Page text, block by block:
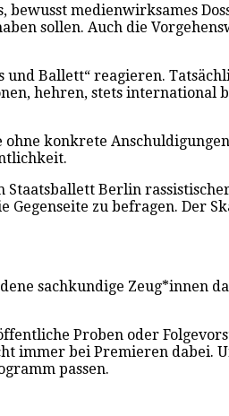
medienwirksames
sollen. Auch die
Ballett“ reagieren.
hehren, stets international
konkrete
Berlin
zu befragen.
sachkundige Zeug*innen
Proben oder
immer bei Premieren dabei.
passen.